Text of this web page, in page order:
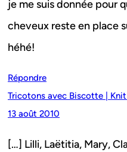
je me suis donnée pour
cheveux reste en place
héhé!
Répondre
Tricotons avec Biscotte |
13 août 2010
[…] Lilli, Laëtitia, Mary,